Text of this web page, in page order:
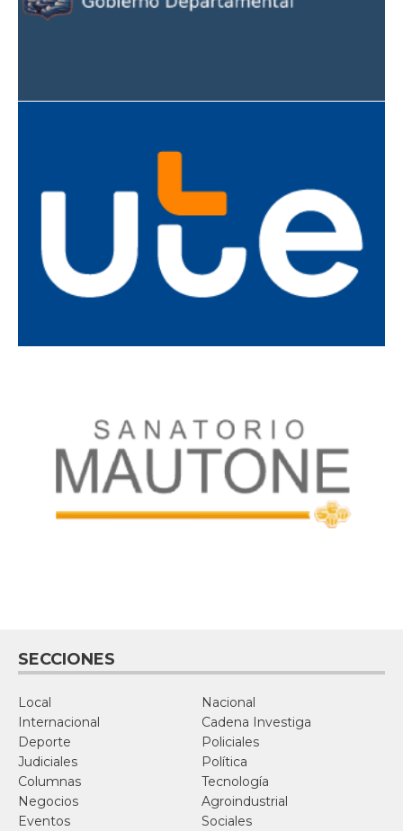
SECCIONES
Local
Nacional
Internacional
Cadena Investiga
Deporte
Policiales
Judiciales
Política
Columnas
Tecnología
Negocios
Agroindustrial
Eventos
Sociales